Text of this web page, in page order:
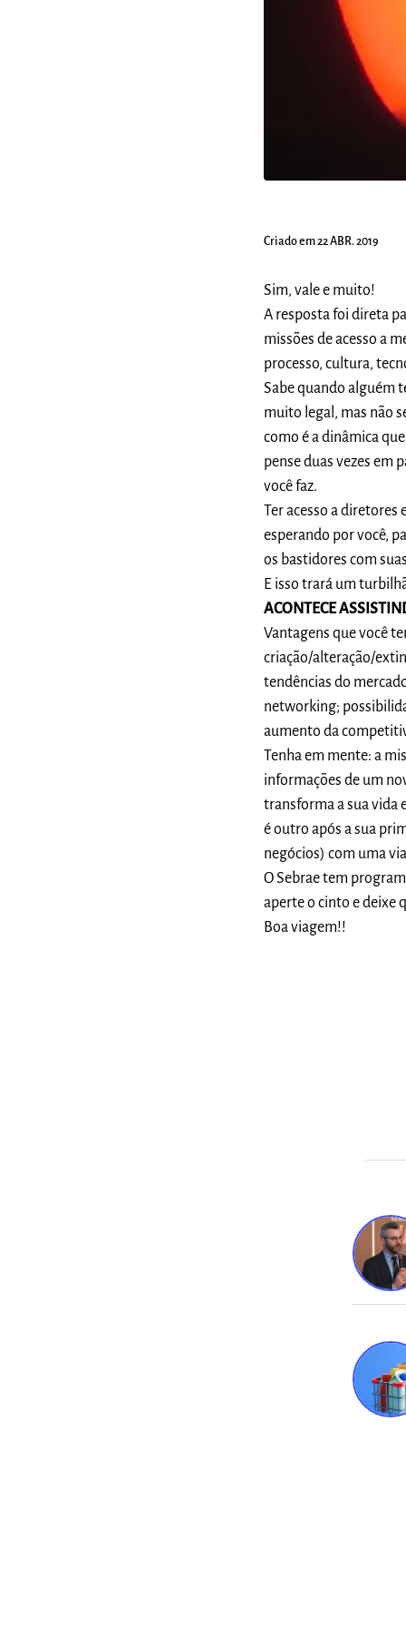
Criado em 22 ABR. 2019
Sim, vale e muito!
A resposta foi direta
missões de acesso a
processo, cultura,
Sabe quando alguém
muito legal, mas não
como é a dinâmica
pense duas vezes em
você faz.
Ter acesso a
esperando por você,
os bastidores com
E isso trará um
ACONTECE
Vantagens que você
criação/alteração/
tendências do
networking;
aumento da
Tenha em mente: a
informações de um
transforma a sua vida
é outro após a sua
negócios) com uma
O Sebrae tem
aperte o cinto e deixe
Boa viagem!!